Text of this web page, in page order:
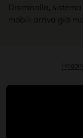
Disimballa,
mobili arriva già
I